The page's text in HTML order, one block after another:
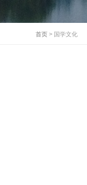
首页 > 国学文化